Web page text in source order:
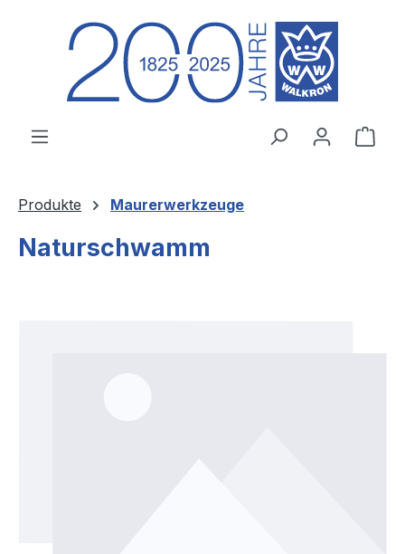
Zum Hauptinhalt springen
Produkte Maurerwerkzeuge
Naturschwamm